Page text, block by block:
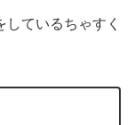
ているちゃすく